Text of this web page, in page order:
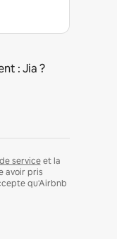
: Jia ?
serviceet la
avoir pris
qu'Airbnb